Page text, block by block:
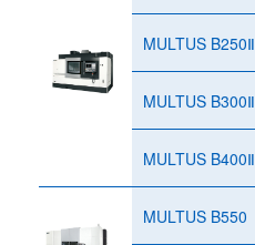
MULTUS B250Ⅱ
MULTUS B300Ⅱ
MULTUS B400Ⅱ
MULTUS B550